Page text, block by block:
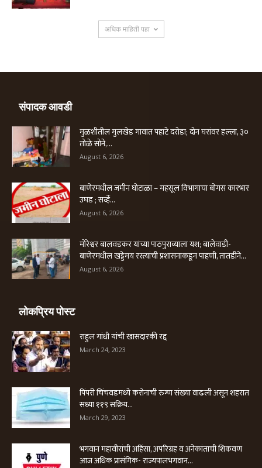
अधिक माहिती पहा
संपादक आवडी
मुळशीतील मुलखेड गावात पहाटे दरोडा; दोन घरांवर हल्ला, ३०
तोळे सोने,...
August 6, 2026
बाणेरमधील जमीन घोटाळा – महसूल विभागाचा बोगस कारभार
उघड ; सर्व्हे...
August 6, 2026
मोरेश्वर बालवडकर यांच्या पाठपुराव्याला यश; बालेवाडी-
बाणेरमधील खड्डेमय रस्त्यांची प्रशासनाकडून पाहणी, तातडीने...
August 6, 2026
लोकप्रिय पोस्ट
राहुल गांधी यांची खासदारकी रद्द
March 24, 2023
पिंपरी चिंचवडमध्ये करोनाची रुग्ण संख्या वाढली असून शहरात
सध्या ११९ सक्रिय...
March 29, 2023
भगवान महावीरांची अहिंसा, अपरिग्रह व अनेकांताची शिकवण
आज अधिक प्रासंगिक- राज्यपालभगवान...